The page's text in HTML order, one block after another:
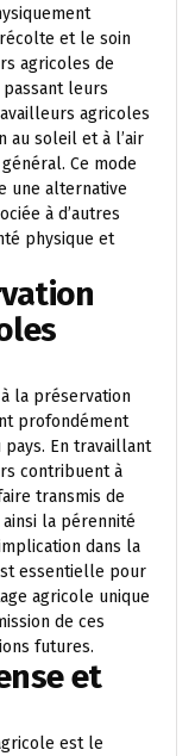
et le soin
agricoles de
leurs
agricoles
au soleil et à l’air
Ce mode
une alternative
à d’autres
physique et
la préservation
profondément
En travaillant
contribuent à
transmis de
la pérennité
dans la
essentielle pour
agricole unique
de ces
futures.
et
est le